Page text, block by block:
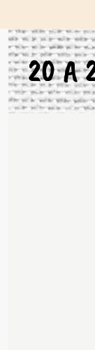
FOTOS
20 A